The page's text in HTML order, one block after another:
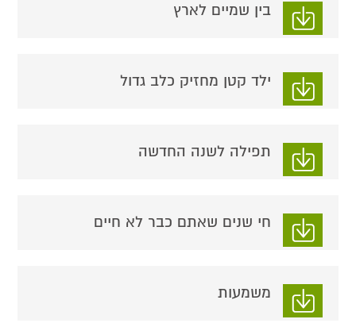
בין שמיים לארץ
ילד קטן מחזיק כלב גדול
תפילה לשנה החדשה
חי שנים שאתם כבר לא חיים
משמעות